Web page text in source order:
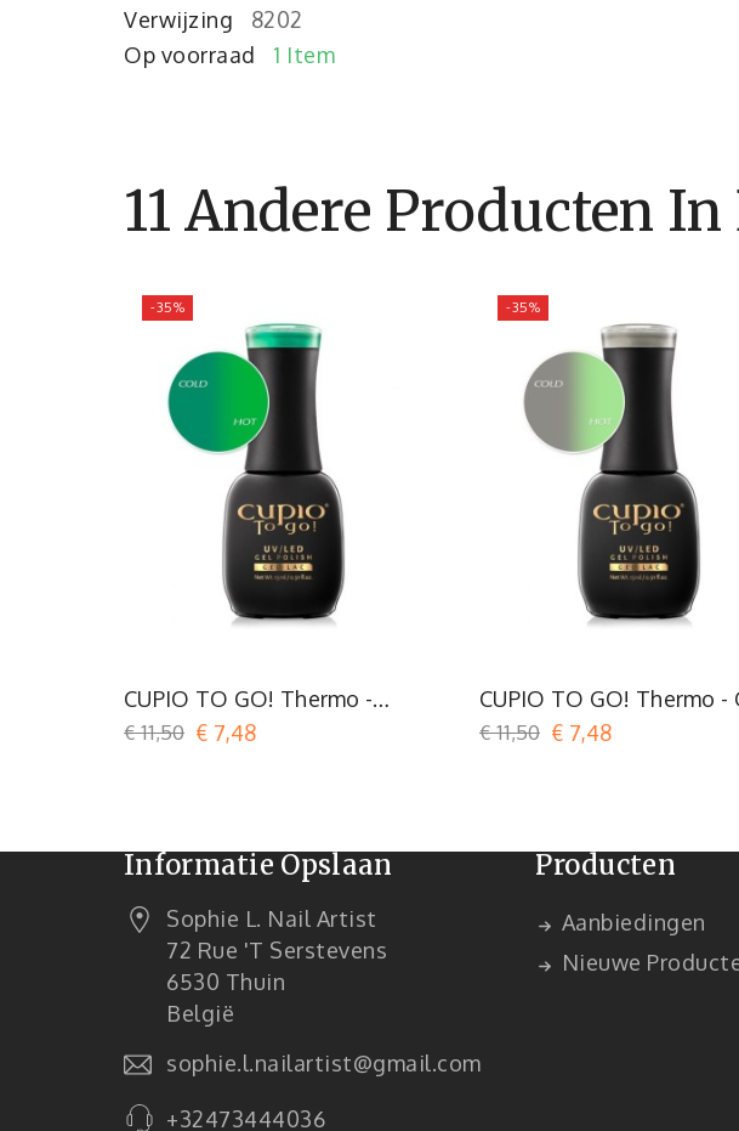
Verwijzing
8202
Op voorraad
1 Item
11 Andere Producten
-35%
CUPIO TO GO! Thermo -
Tropical Green
€ 11,50 € 7,48
Groen
-35%
CUPIO TO GO! Thermo -
Lemonade
€ 11,50 € 7,48
Grijs
Informatie Opslaan
Sophie L. Nail Artist
72 Rue 't Serstevens
6530 Thuin
België
sophie.l.nailartist@gmail.com
+32473444036
Producten
Aanbiedingen
Nieuwe